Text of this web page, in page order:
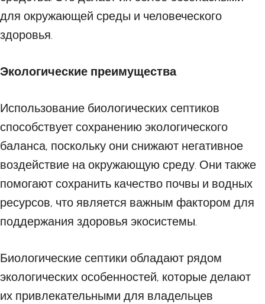
для окружающей среды и человеческого
здоровья.
Экологические преимущества
Использование биологических септиков
способствует сохранению экологического
баланса, поскольку они снижают негативное
воздействие на окружающую среду. Они также
помогают сохранить качество почвы и водных
ресурсов, что является важным фактором для
поддержания здоровья экосистемы.
Биологические септики обладают рядом
экологических особенностей, которые делают
их привлекательными для владельцев